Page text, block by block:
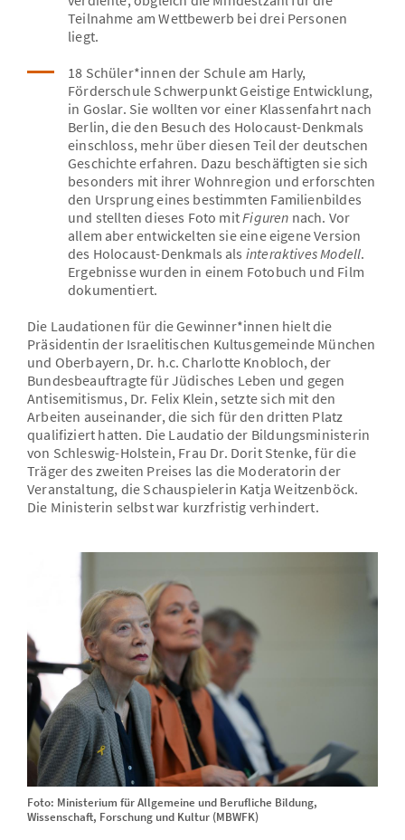
Teilnahme am Wettbewerb bei drei Personen
liegt.
18 Schüler*innen der Schule am Harly,
Förderschule Schwerpunkt Geistige Entwicklung,
in Goslar. Sie wollten vor einer Klassenfahrt nach
Berlin, die den Besuch des Holocaust-Denkmals
einschloss, mehr über diesen Teil der deutschen
Geschichte erfahren. Dazu beschäftigten sie sich
besonders mit ihrer Wohnregion und erforschten
den Ursprung eines bestimmten Familienbildes
und stellten dieses Foto mit Figuren nach. Vor
allem aber entwickelten sie eine eigene Version
des Holocaust-Denkmals als interaktives Modell.
Ergebnisse wurden in einem Fotobuch und Film
dokumentiert.
Die Laudationen für die Gewinner*innen hielt die
Präsidentin der Israelitischen Kultusgemeinde München
und Oberbayern, Dr. h.c. Charlotte Knobloch, der
Bundesbeauftragte für Jüdisches Leben und gegen
Antisemitismus, Dr. Felix Klein, setzte sich mit den
Arbeiten auseinander, die sich für den dritten Platz
qualifiziert hatten. Die Laudatio der Bildungsministerin
von Schleswig-Holstein, Frau Dr. Dorit Stenke, für die
Träger des zweiten Preises las die Moderatorin der
Veranstaltung, die Schauspielerin Katja Weitzenböck.
Die Ministerin selbst war kurzfristig verhindert.
Foto: Ministerium für Allgemeine und Berufliche Bildung,
Wissenschaft, Forschung und Kultur (MBWFK)